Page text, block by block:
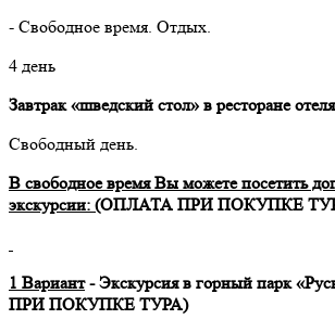
- Свободное время. Отдых.
4 день
Завтрак «шведский стол» в ресторане
Свободный день.
В свободное время Вы можете посетить
экскурсии: (ОПЛАТА ПРИ ПОКУПКЕ
1 Вариант- Экскурсия в горный парк
ПРИ ПОКУПКЕ ТУРА)